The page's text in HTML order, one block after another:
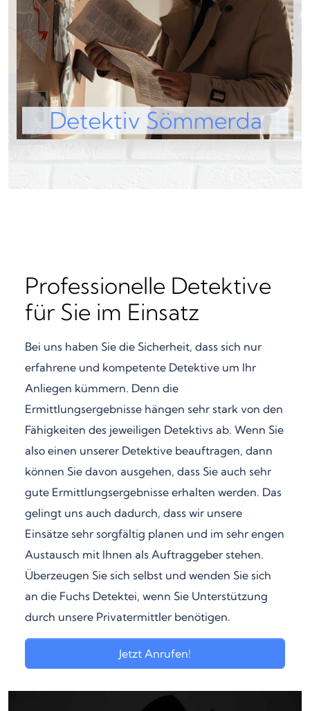
Professionelle Detektive
für Sie im Einsatz
Bei uns haben Sie die Sicherheit, dass sich nur
erfahrene und kompetente Detektive um Ihr
Anliegen kümmern. Denn die
Ermittlungsergebnisse hängen sehr stark von den
Fähigkeiten des jeweiligen Detektivs ab. Wenn Sie
also einen unserer Detektive beauftragen, dann
können Sie davon ausgehen, dass Sie auch sehr
gute Ermittlungsergebnisse erhalten werden. Das
gelingt uns auch dadurch, dass wir unsere
Einsätze sehr sorgfältig planen und im sehr engen
Austausch mit Ihnen als Auftraggeber stehen.
Überzeugen Sie sich selbst und wenden Sie sich
an die Fuchs Detektei, wenn Sie Unterstützung
durch unsere Privatermittler benötigen.
Jetzt Anrufen!